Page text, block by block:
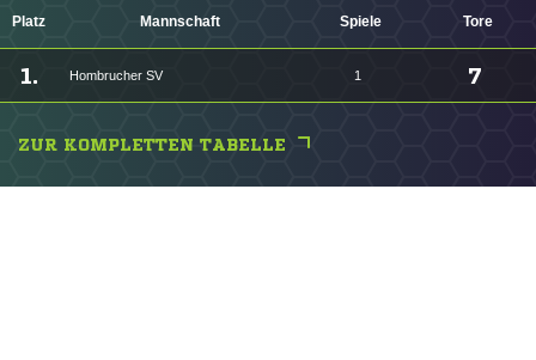
Platz Mannschaft Spiele Tore
1. Hombrucher SV 1 7
ZUR KOMPLETTEN TABELLE